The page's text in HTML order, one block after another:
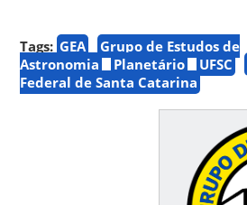
Tags: GEA
Grupo de Estudos de
Astronomia
Planetário UFSC
Federal de Santa Catarina